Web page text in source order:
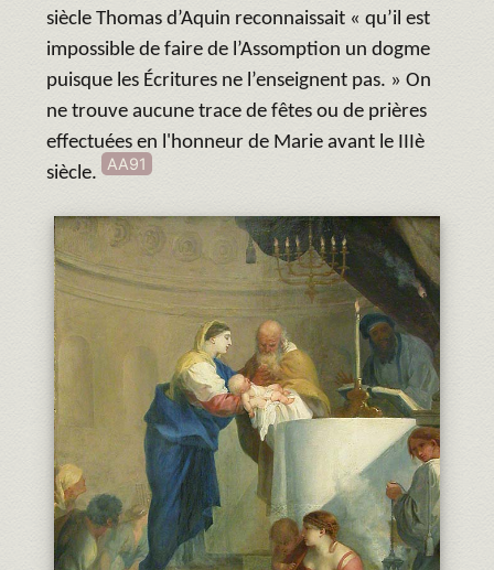
siècle Thomas d’Aquin reconnaissait « qu’il est
impossible de faire de l’Assomption un dogme
puisque les Écritures ne l’enseignent pas. » On
ne trouve aucune trace de fêtes ou de prières
effectuées en l'honneur de Marie avant le IIIè
siècle.
AA91